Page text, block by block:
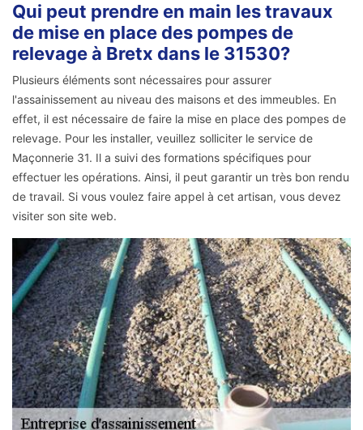
Qui peut prendre en main les travaux
de mise en place des pompes de
relevage à Bretx dans le 31530?
Plusieurs éléments sont nécessaires pour assurer
l'assainissement au niveau des maisons et des immeubles. En
effet, il est nécessaire de faire la mise en place des pompes de
relevage. Pour les installer, veuillez solliciter le service de
Maçonnerie 31. Il a suivi des formations spécifiques pour
effectuer les opérations. Ainsi, il peut garantir un très bon rendu
de travail. Si vous voulez faire appel à cet artisan, vous devez
visiter son site web.